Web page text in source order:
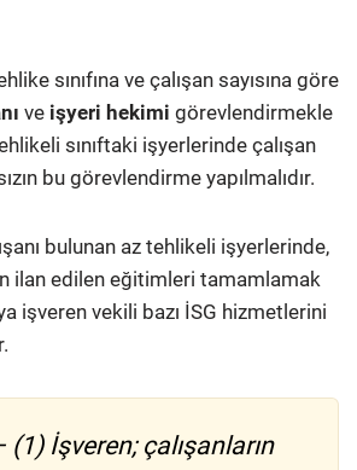
sınıfına ve çalışan sayısına göre
ve işyeri hekimi görevlendirmekle
sınıftaki işyerlerinde çalışan
bu görevlendirme yapılmalıdır.
bulunan az tehlikeli işyerlerinde,
ilan edilen eğitimleri tamamlamak
işveren vekili bazı İSG hizmetlerini
(1) İşveren; çalışanların